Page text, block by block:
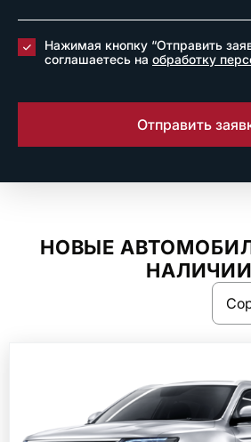
Нажимая кнопку “Отправить
соглашаетесь на обработку
Отправить
НОВЫЕ
НАЛИЧИИ